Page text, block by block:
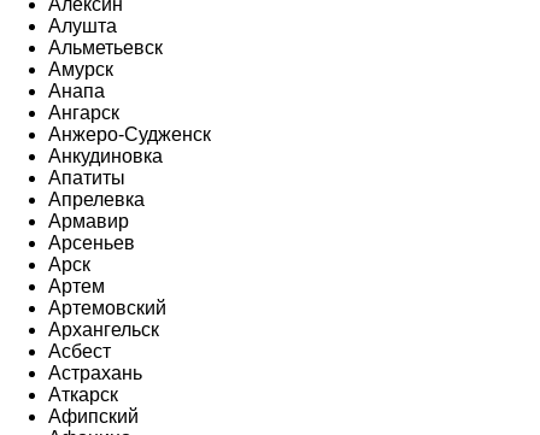
Алексин
Алушта
Альметьевск
Амурск
Анапа
Ангарск
Анжеро-Судженск
Анкудиновка
Апатиты
Апрелевка
Армавир
Арсеньев
Арск
Артем
Артемовский
Архангельск
Асбест
Астрахань
Аткарск
Афипский